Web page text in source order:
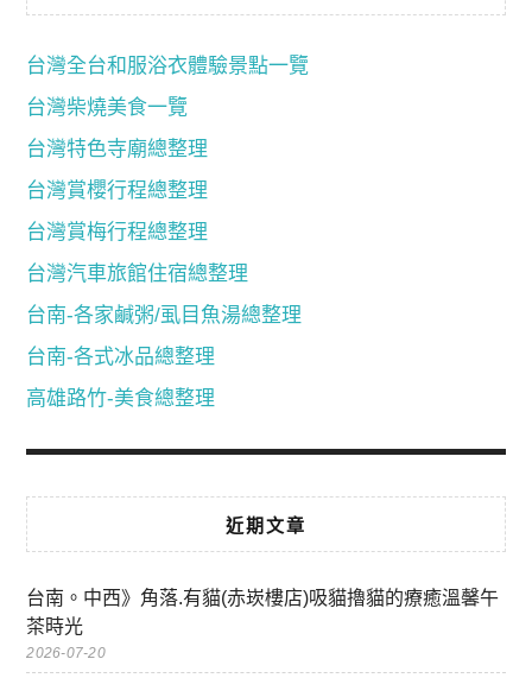
台灣全台和服浴衣體驗景點一覽
台灣柴燒美食一覽
台灣特色寺廟總整理
台灣賞櫻行程總整理
台灣賞梅行程總整理
台灣汽車旅館住宿總整理
台南-各家鹹粥/虱目魚湯總整理
台南-各式冰品總整理
高雄路竹-美食總整理
近期文章
台南。中西》角落.有貓(赤崁樓店)吸貓擼貓的療癒溫馨午
茶時光
2026-07-20